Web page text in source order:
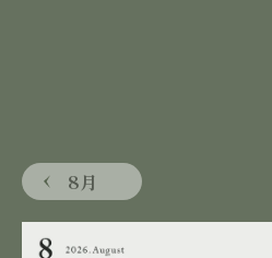
8月